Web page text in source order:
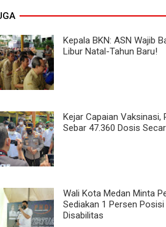
Kepala BKN: ASN Wajib
Libur Natal-Tahun Baru!
Kejar Capaian Vaksinasi,
Sebar 47.360 Dosis
Wali Kota Medan Minta
Sediakan 1 Persen
Disabilitas